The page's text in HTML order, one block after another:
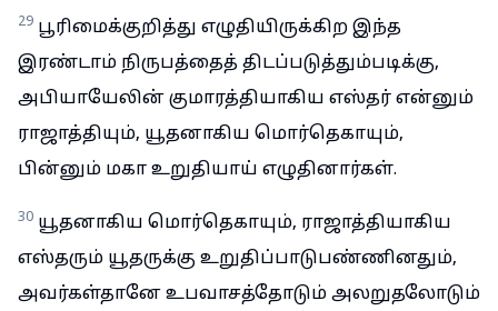
29 பூரிமைக்குறித்து எழுதியிருக்கிற இந்த
இரண்டாம் நிருபத்தைத் திடப்படுத்தும்படிக்கு,
அபியாயேலின் குமாரத்தியாகிய எஸ்தர் என்னும்
ராஜாத்தியும், யூதனாகிய மொர்தெகாயும்,
பின்னும் மகா உறுதியாய் எழுதினார்கள்.
30 யூதனாகிய மொர்தெகாயும், ராஜாத்தியாகிய
எஸ்தரும் யூதருக்கு உறுதிப்பாடுபண்ணினதும்,
அவர்கள்தானே உபவாசத்தோடும் அலறுதலோடும்